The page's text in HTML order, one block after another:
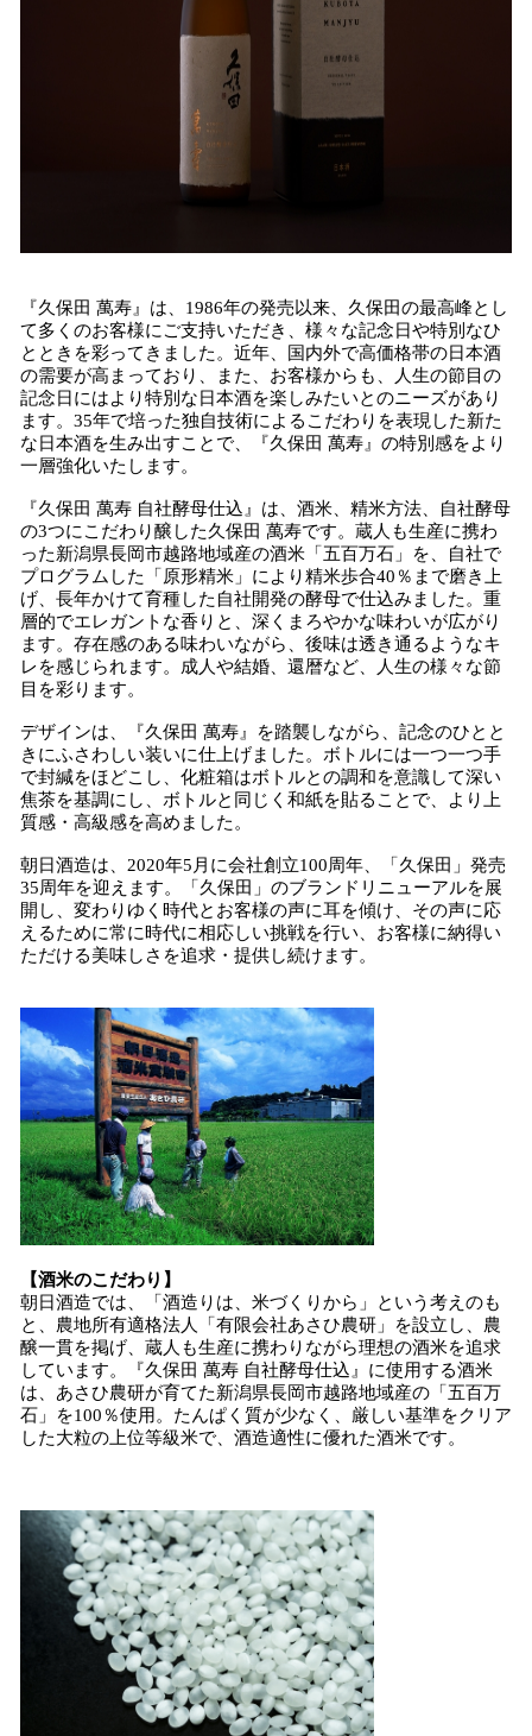
『久保田 萬寿』は、1986年の発売以来、久保田の最高峰とし
て多くのお客様にご支持いただき、様々な記念日や特別なひ
とときを彩ってきました。近年、国内外で高価格帯の日本酒
の需要が高まっており、また、お客様からも、人生の節目の
記念日にはより特別な日本酒を楽しみたいとのニーズがあり
ます。35年で培った独自技術によるこだわりを表現した新た
な日本酒を生み出すことで、『久保田 萬寿』の特別感をより
一層強化いたします。
『久保田 萬寿 自社酵母仕込』は、酒米、精米方法、自社酵母
の3つにこだわり醸した久保田 萬寿です。蔵人も生産に携わ
った新潟県長岡市越路地域産の酒米「五百万石」を、自社で
プログラムした「原形精米」により精米歩合40％まで磨き上
げ、長年かけて育種した自社開発の酵母で仕込みました。重
層的でエレガントな香りと、深くまろやかな味わいが広がり
ます。存在感のある味わいながら、後味は透き通るようなキ
レを感じられます。成人や結婚、還暦など、人生の様々な節
目を彩ります。
デザインは、『久保田 萬寿』を踏襲しながら、記念のひとと
きにふさわしい装いに仕上げました。ボトルには一つ一つ手
で封緘をほどこし、化粧箱はボトルとの調和を意識して深い
焦茶を基調にし、ボトルと同じく和紙を貼ることで、より上
質感・高級感を高めました。
朝日酒造は、2020年5月に会社創立100周年、「久保田」発売
35周年を迎えます。「久保田」のブランドリニューアルを展
開し、変わりゆく時代とお客様の声に耳を傾け、その声に応
えるために常に時代に相応しい挑戦を行い、お客様に納得い
ただける美味しさを追求・提供し続けます。
【酒米のこだわり】
朝日酒造では、「酒造りは、米づくりから」という考えのも
と、農地所有適格法人「有限会社あさひ農研」を設立し、農
醸一貫を掲げ、蔵人も生産に携わりながら理想の酒米を追求
しています。『久保田 萬寿 自社酵母仕込』に使用する酒米
は、あさひ農研が育てた新潟県長岡市越路地域産の「五百万
石」を100％使用。たんぱく質が少なく、厳しい基準をクリア
した大粒の上位等級米で、酒造適性に優れた酒米です。